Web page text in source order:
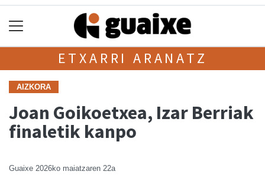
ETXARRI ARANATZ
AIZKORA
Joan Goikoetxea, Izar Berriak
finaletik kanpo
Guaixe 2026ko maiatzaren 22a